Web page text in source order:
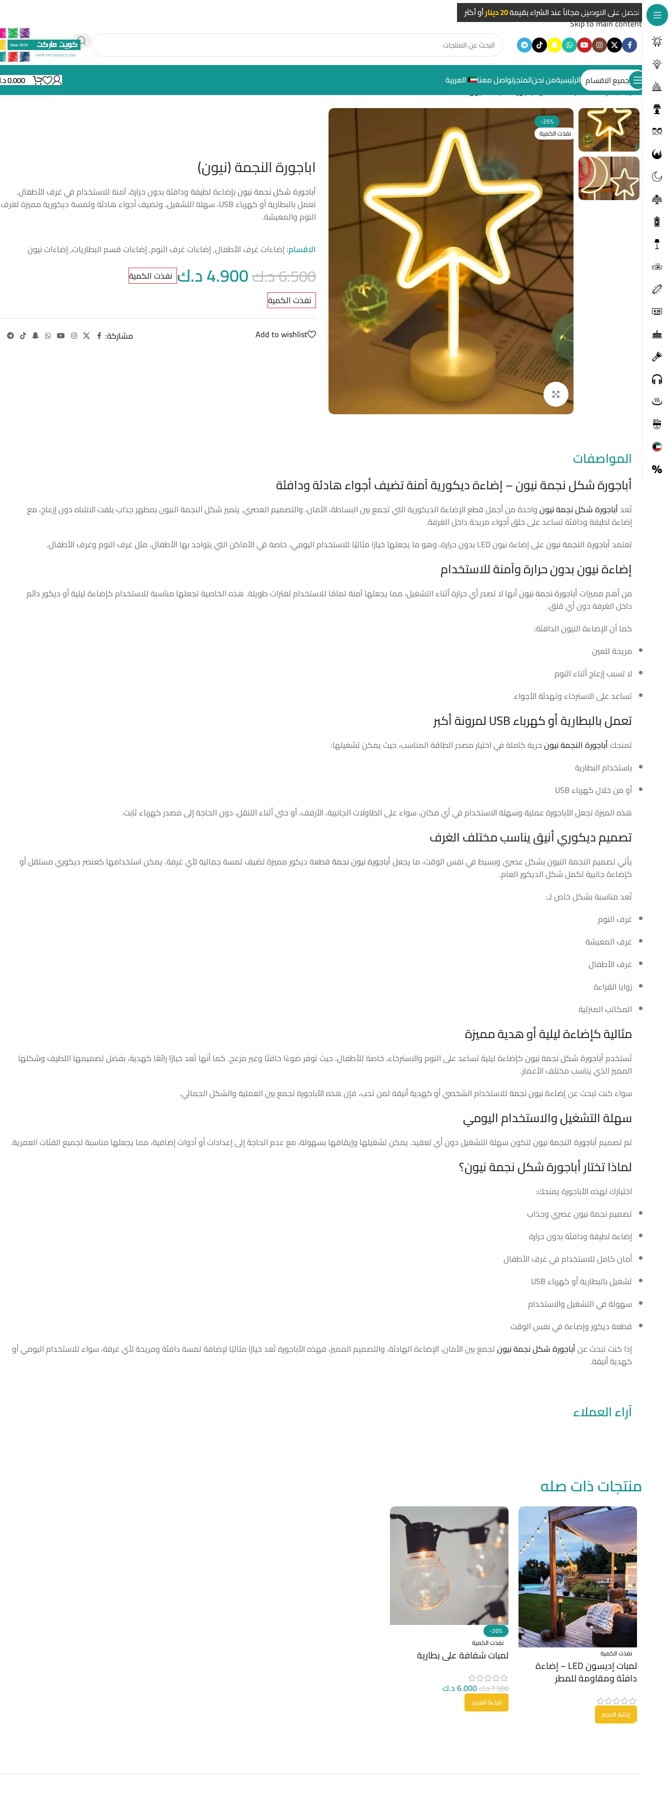
Skip to navigation
Skip to main content
احصل على التوصيل مجاناً عند الشراء بقيمة20 دينار أو أكثر
جميع الاقسام الرئيسيةمن نحنالمتجرتواصل معنا العربية 0.000
الرئيسية/إضاءات غرف الأطفال/اباجورة النجمة (نيون)
-25%
نفذت الكمية
Click to enlarge
اباجورة النجمة (نيون)
أباجورة شكل نجمة نيونبإضاءة لطيفة ودافئة بدون حرارة، آمنة للاستخدام في غرف الأطفال.
تعمل بالبطارية أو كهرباء USB، سهلة التشغيل، وتضيف أجواء هادئة ولمسة ديكورية مميزة لغرف
النوم والمعيشة.
الاقسام:إضاءات غرف الأطفال,إضاءات غرف النوم,إضاءات قسم البطاريات,إضاءات نيون
6.500د.ك4.900د.ك نفذت الكمية
نفذت الكمية
Add to wishlist مشاركة:
المواصفات
أباجورة شكل نجمة نيون – إضاءة ديكورية آمنة تضيف أجواء هادئة ودافئة
تُعدأباجورة شكل نجمة نيونواحدة من أجمل قطع الإضاءة الديكورية التي تجمع بين البساطة، الأمان، والتصميم العصري. يتميز شكل النجمة النيون بمظهر جذاب يلفت الانتباه دون إزعاج، مع
إضاءة لطيفة ودافئة تساعد على خلق أجواء مريحة داخل الغرفة.
تعتمدأباجورة النجمة نيونعلى إضاءة نيون LED بدون حرارة، وهو ما يجعلها خيارًا مثاليًا للاستخدام اليومي، خاصة في الأماكن التي يتواجد بها الأطفال، مثل غرف النوم وغرف الأطفال.
إضاءة نيون بدون حرارة وآمنة للاستخدام
من أهم مميزاتأباجورة نجمة نيونأنها لا تصدر أي حرارة أثناء التشغيل، مما يجعلها آمنة تمامًا للاستخدام لفترات طويلة. هذه الخاصية تجعلها مناسبة للاستخدام كإضاءة ليلية أو ديكور دائم
داخل الغرفة دون أي قلق.
كما أن الإضاءة النيون الدافئة:
مريحة للعين
لا تسبب إزعاج أثناء النوم
تساعد على الاسترخاء وتهدئة الأجواء
تعمل بالبطارية أو كهرباء USB لمرونة أكبر
تمنحكأباجورة النجمة نيونحرية كاملة في اختيار مصدر الطاقة المناسب، حيث يمكن تشغيلها:
باستخدام البطارية
أو من خلال كهرباء USB
هذه الميزة تجعل الأباجورة عملية وسهلة الاستخدام في أي مكان، سواء على الطاولات الجانبية، الأرفف، أو حتى أثناء التنقل، دون الحاجة إلى مصدر كهرباء ثابت.
تصميم ديكوري أنيق يناسب مختلف الغرف
يأتي تصميم النجمة النيون بشكل عصري وبسيط في نفس الوقت، ما يجعلأباجورة نيون نجمةقطعة ديكور مميزة تضيف لمسة جمالية لأي غرفة. يمكن استخدامها كعنصر ديكوري مستقل أو
كإضاءة جانبية تكمل شكل الديكور العام.
تُعد مناسبة بشكل خاص لـ:
غرف النوم
غرف المعيشة
غرف الأطفال
زوايا القراءة
المكاتب المنزلية
مثالية كإضاءة ليلية أو هدية مميزة
تُستخدمأباجورة شكل نجمة نيونكإضاءة ليلية تساعد على النوم والاسترخاء، خاصة للأطفال، حيث توفر ضوءًا خافتًا وغير مزعج. كما أنها تُعد خيارًا رائعًا كهدية، بفضل تصميمها اللطيف وشكلها
المميز الذي يناسب مختلف الأعمار.
سواء كنت تبحث عنإضاءة نيون نجمةللاستخدام الشخصي أو كهدية أنيقة لمن تحب، فإن هذه الأباجورة تجمع بين العملية والشكل الجمالي.
سهلة التشغيل والاستخدام اليومي
تم تصميمأباجورة النجمة نيونلتكون سهلة التشغيل دون أي تعقيد. يمكن تشغيلها وإيقافها بسهولة، مع عدم الحاجة إلى إعدادات أو أدوات إضافية، مما يجعلها مناسبة لجميع الفئات العمرية.
لماذا تختار أباجورة شكل نجمة نيون؟
اختيارك لهذه الأباجورة يمنحك:
تصميم نجمة نيون عصري وجذاب
إضاءة لطيفة ودافئة بدون حرارة
أمان كامل للاستخدام في غرف الأطفال
تشغيل بالبطارية أو كهرباء USB
سهولة في التشغيل والاستخدام
قطعة ديكور وإضاءة في نفس الوقت
إذا كنت تبحث عنأباجورة شكل نجمة نيونتجمع بين الأمان، الإضاءة الهادئة، والتصميم المميز، فهذه الأباجورة تُعد خيارًا مثاليًا لإضافة لمسة دافئة ومريحة لأي غرفة، سواء للاستخدام اليومي أو
كهدية أنيقة.
آراء العملاء
منتجات ذات صله
نفذت الكمية
لمبات إديسون LED – إضاءة
دافئة ومقاومة للمطر
إختيار الحجم
-20%
نفذت الكمية
لمبات شفافة على بطارية
7.500د.ك6.000د.ك
قراءة المزيد